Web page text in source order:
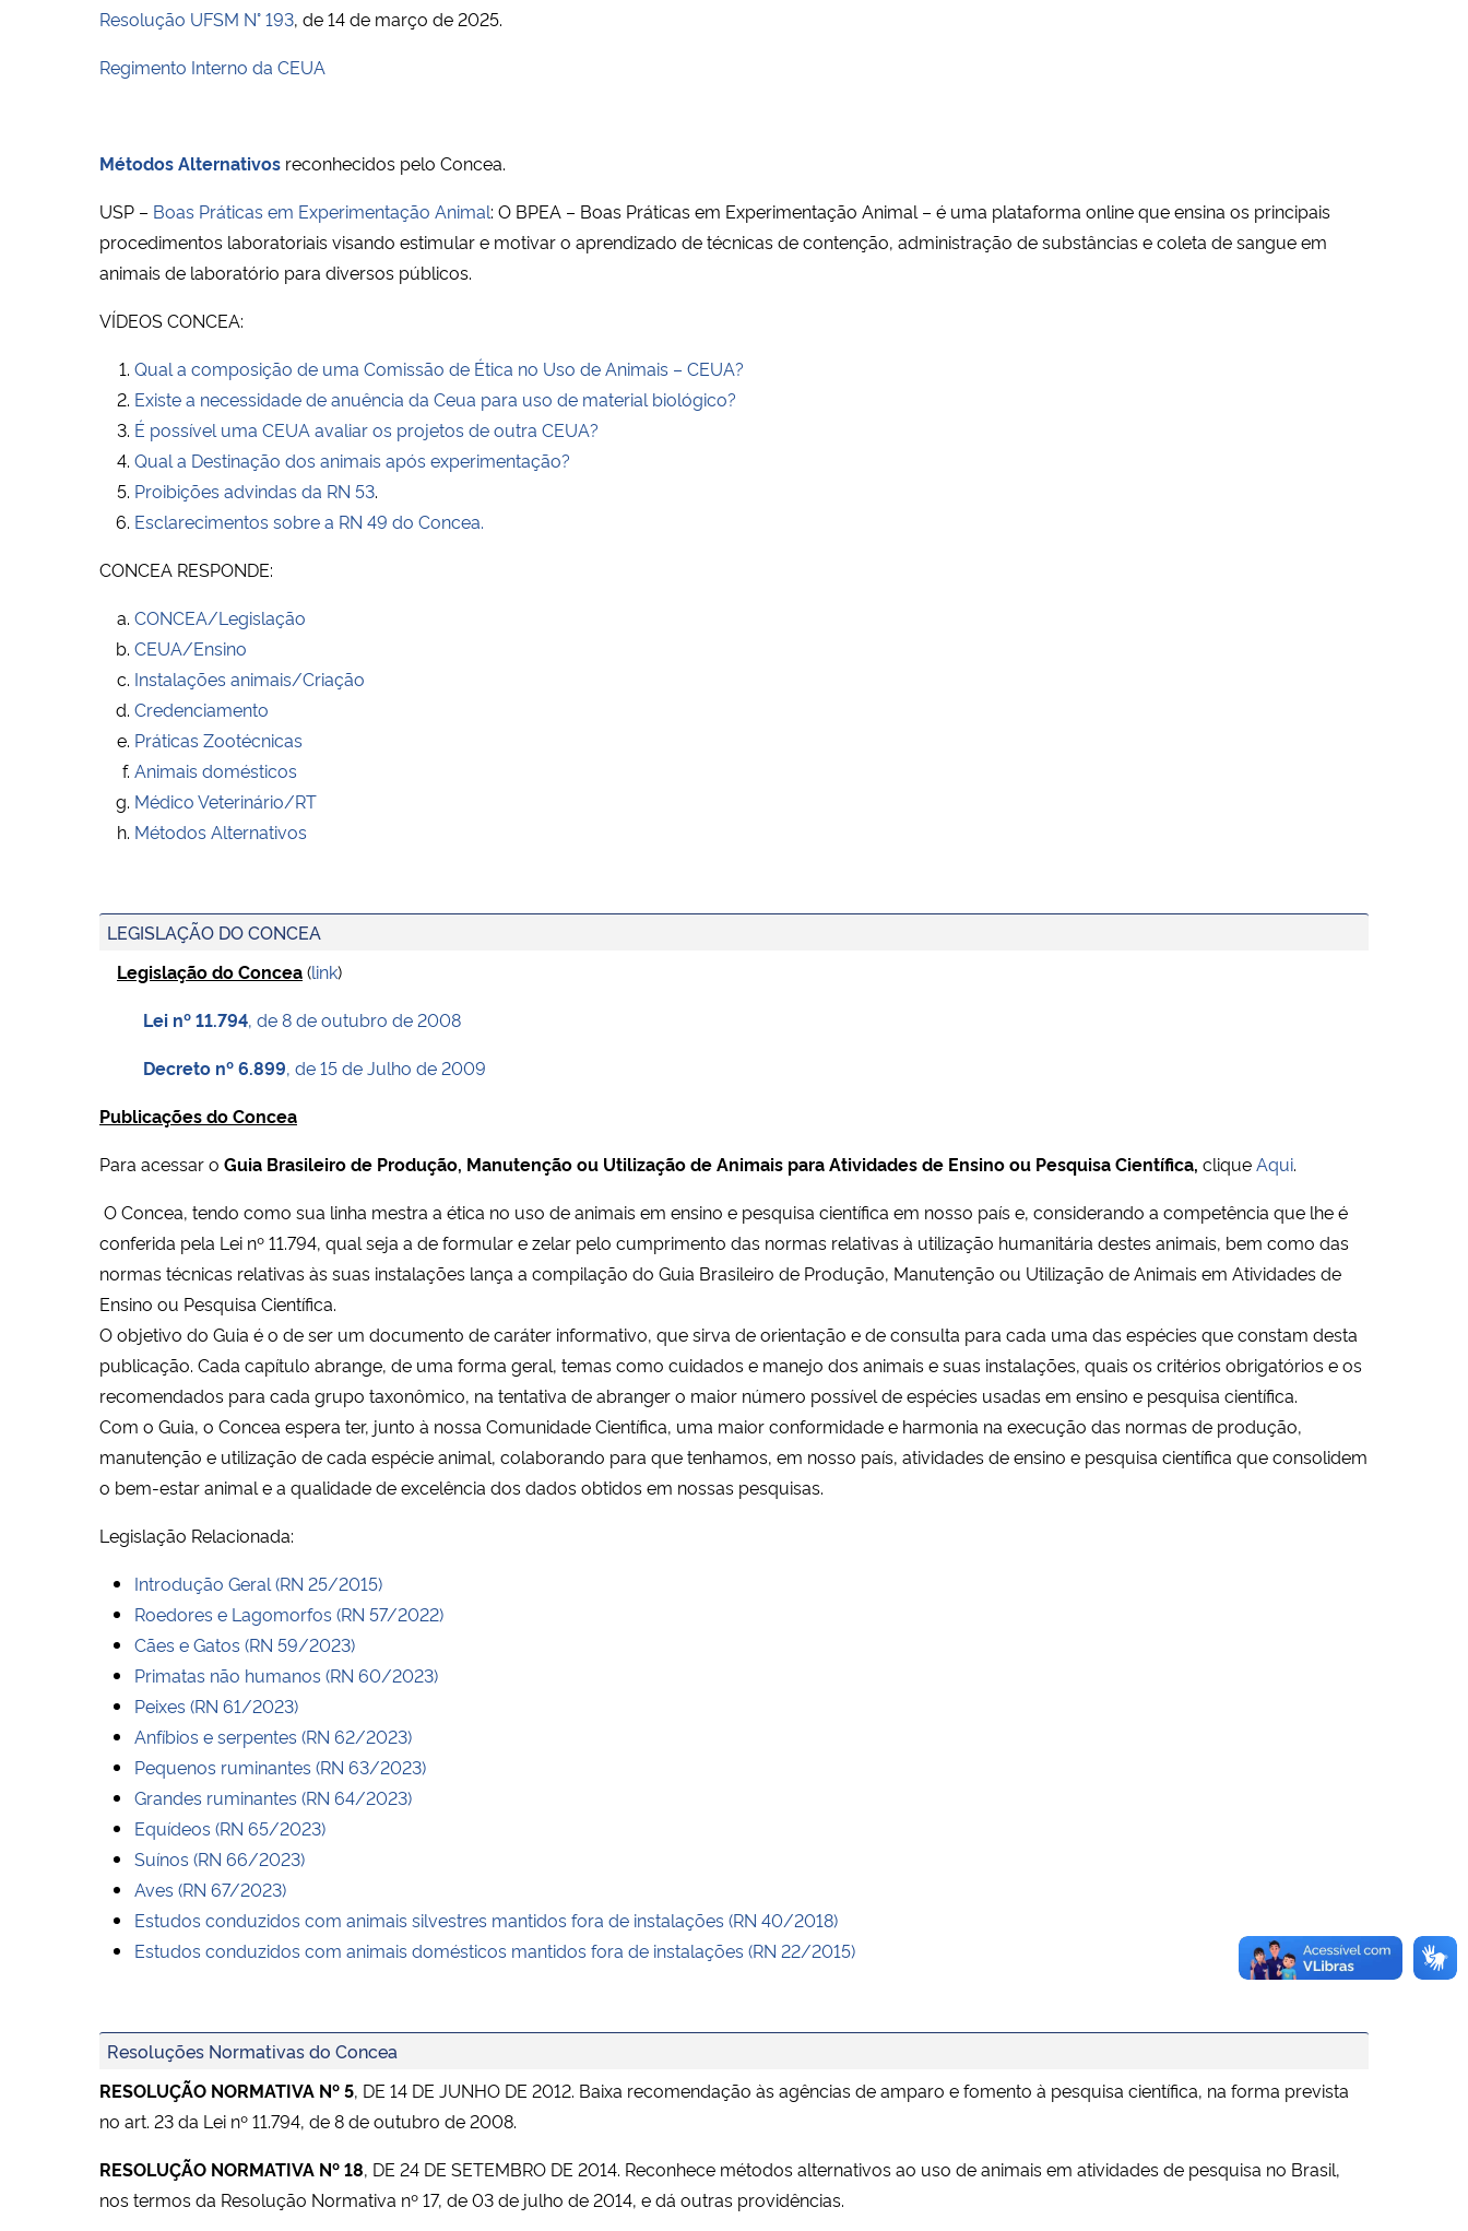
Resolução UFSM N° 193, de 14 de março de 2025.
Regimento Interno da CEUA
Métodos Alternativos reconhecidos pelo Concea.
USP – Boas Práticas em Experimentação Animal: O BPEA – Boas Práticas em Experimentação Animal – é uma plataforma online que ensina os principais
procedimentos laboratoriais visando estimular e motivar o aprendizado de técnicas de contenção, administração de substâncias e coleta de sangue em
animais de laboratório para diversos públicos.
VÍDEOS CONCEA:
Qual a composição de uma Comissão de Ética no Uso de Animais – CEUA?
Existe a necessidade de anuência da Ceua para uso de material biológico?
É possível uma CEUA avaliar os projetos de outra CEUA?
Qual a Destinação dos animais após experimentação?
Proibições advindas da RN 53.
Esclarecimentos sobre a RN 49 do Concea.
CONCEA RESPONDE:
CONCEA/Legislação
CEUA/Ensino
Instalações animais/Criação
Credenciamento
Práticas Zootécnicas
Animais domésticos
Médico Veterinário/RT
Métodos Alternativos
LEGISLAÇÃO DO CONCEA
Legislaçãodo Concea(link)
Lei nº 11.794, de 8 de outubro de 2008
Decreto nº 6.899, de 15 de Julho de 2009
Publicações do Concea
Para acessar o Guia Brasileiro de Produção, Manutenção ou Utilização de Animais para Atividades de Ensino ou Pesquisa Científica, cliqueAqui.
O Concea, tendo como sua linha mestra a ética no uso de animais em ensino e pesquisa científica em nosso país e, considerando a competência que lhe é
conferida pela Lei nº 11.794, qual seja a de formular e zelar pelo cumprimento das normas relativas à utilização humanitária destes animais, bem como das
normas técnicas relativas às suas instalações lança a compilação do Guia Brasileiro de Produção, Manutenção ou Utilização de Animais em Atividades de
Ensino ou Pesquisa Científica.
O objetivo do Guia é o de ser um documento de caráter informativo, que sirva de orientação e de consulta para cada uma das espécies que constam desta
publicação. Cada capítulo abrange, de uma forma geral, temas como cuidados e manejo dos animais e suas instalações, quais os critérios obrigatórios e os
recomendados para cada grupo taxonômico, na tentativa de abranger o maior número possível de espécies usadas em ensino e pesquisa científica.
Com o Guia, o Concea espera ter, junto à nossa Comunidade Científica, uma maior conformidade e harmonia na execução das normas de produção,
manutenção e utilização de cada espécie animal, colaborando para que tenhamos, em nosso país, atividades de ensino e pesquisa científica que consolidem
o bem-estar animal e a qualidade de excelência dos dados obtidos em nossas pesquisas.
Legislação Relacionada:
Introdução Geral (RN 25/2015)
Roedores e Lagomorfos (RN 57/2022)
Cães e Gatos (RN 59/2023)
Primatas não humanos (RN 60/2023)
Peixes (RN 61/2023)
Anfíbios e serpentes (RN 62/2023)
Pequenos ruminantes (RN 63/2023)
Grandes ruminantes (RN 64/2023)
Equídeos (RN 65/2023)
Suínos (RN 66/2023)
Aves (RN 67/2023)
Estudos conduzidos com animais silvestres mantidos fora de instalações (RN 40/2018)
Estudos conduzidos com animais domésticos mantidos fora de instalações (RN 22/2015)
Resoluções Normativas do Concea
RESOLUÇÃO NORMATIVA Nº 5, DE 14 DE JUNHO DE 2012. Baixa recomendação às agências de amparo e fomento à pesquisa científica, na forma prevista
no art. 23 da Lei nº 11.794, de 8 de outubro de 2008.
RESOLUÇÃO NORMATIVA Nº 18, DE 24 DE SETEMBRO DE 2014. Reconhece métodos alternativos ao uso de animais em atividades de pesquisa no Brasil,
nos termos da Resolução Normativa nº 17, de 03 de julho de 2014, e dá outras providências.